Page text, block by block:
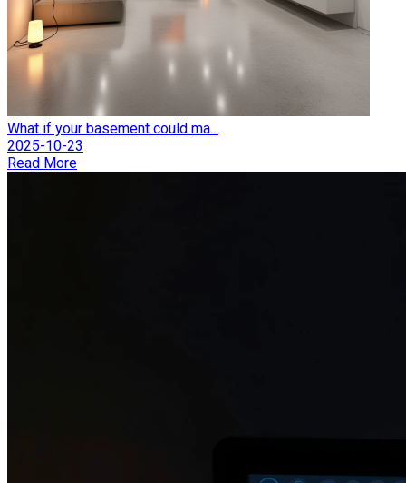
What if your basement could ma...
2025-10-23
Read More